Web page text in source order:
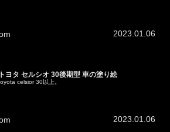
2023.01.06
トヨタ セルシオ 30後期型 車の塗り絵
celsior 30以上。
2023.01.06